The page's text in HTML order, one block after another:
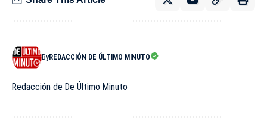
ByREDACCIÓN DE ÚLTIMO MINUTO
Redacción de De Último Minuto